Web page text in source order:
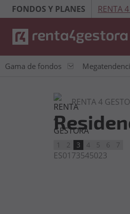
FONDOS Y PLANES RENTA
Gama de fondos
RENTA 4
1 2 3 4 5 6 7
ES0173545023